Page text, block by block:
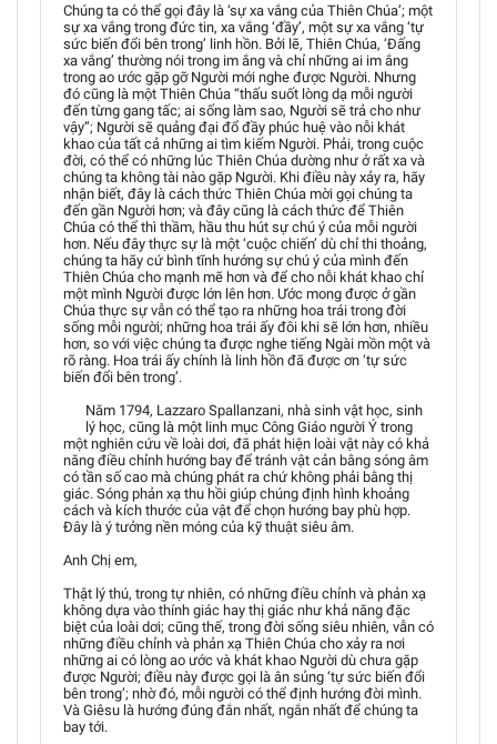
Chúng ta có thể gọi đây là ‘sự xa vắng của Thiên Chúa’; một
sự xa vắng trong đức tin, xa vắng ‘đầy’, một sự xa vắng ‘tự
sức biến đổi bên trong’ linh hồn. Bởi lẽ, Thiên Chúa, ‘Đấng
xa vắng’ thường nói trong im ắng và chỉ những ai im ắng
trong ao ước gặp gỡ Người mới nghe được Người. Nhưng
đó cũng là một Thiên Chúa “thấu suốt lòng dạ mỗi người
đến từng gang tấc; ai sống làm sao, Người sẽ trả cho như
vậy”; Người sẽ quảng đại đổ đầy phúc huệ vào nỗi khát
khao của tất cả những ai tìm kiếm Người. Phải, trong cuộc
đời, có thể có những lúc Thiên Chúa dường như ở rất xa và
chúng ta không tài nào gặp Người. Khi điều này xảy ra, hãy
nhận biết, đây là cách thức Thiên Chúa mời gọi chúng ta
đến gần Người hơn; và đây cũng là cách thức để Thiên
Chúa có thể thì thầm, hầu thu hút sự chú ý của mỗi người
hơn. Nếu đây thực sự là một ‘cuộc chiến’ dù chỉ thi thoảng,
chúng ta hãy cứ bình tĩnh hướng sự chú ý của mình đến
Thiên Chúa cho mạnh mẽ hơn và để cho nỗi khát khao chỉ
một mình Người được lớn lên hơn. Ước mong được ở gần
Chúa thực sự vẫn có thể tạo ra những hoa trái trong đời
sống mỗi người; những hoa trái ấy đôi khi sẽ lớn hơn, nhiều
hơn, so với việc chúng ta được nghe tiếng Ngài mồn một và
rõ ràng. Hoa trái ấy chính là linh hồn đã được ơn ‘tự sức
biến đổi bên trong’.
Năm 1794, Lazzaro Spallanzani, nhà sinh vật học, sinh
lý học, cũng là một linh mục Công Giáo người Ý trong
một nghiên cứu về loài dơi, đã phát hiện loài vật này có khả
năng điều chỉnh hướng bay để tránh vật cản bằng sóng âm
có tần số cao mà chúng phát ra chứ không phải bằng thị
giác. Sóng phản xạ thu hồi giúp chúng định hình khoảng
cách và kích thước của vật để chọn hướng bay phù hợp.
Đây là ý tưởng nền móng của kỹ thuật siêu âm.
Anh Chị em,
Thật lý thú, trong tự nhiên, có những điều chỉnh và phản xạ
không dựa vào thính giác hay thị giác như khả năng đặc
biệt của loài dơi; cũng thế, trong đời sống siêu nhiên, vẫn có
những điều chỉnh và phản xạ Thiên Chúa cho xảy ra nơi
những ai có lòng ao ước và khát khao Người dù chưa gặp
được Người; điều này được gọi là ân sủng ‘tự sức biến đổi
bên trong’; nhờ đó, mỗi người có thể định hướng đời mình.
Và Giêsu là hướng đúng đắn nhất, ngắn nhất để chúng ta
bay tới.